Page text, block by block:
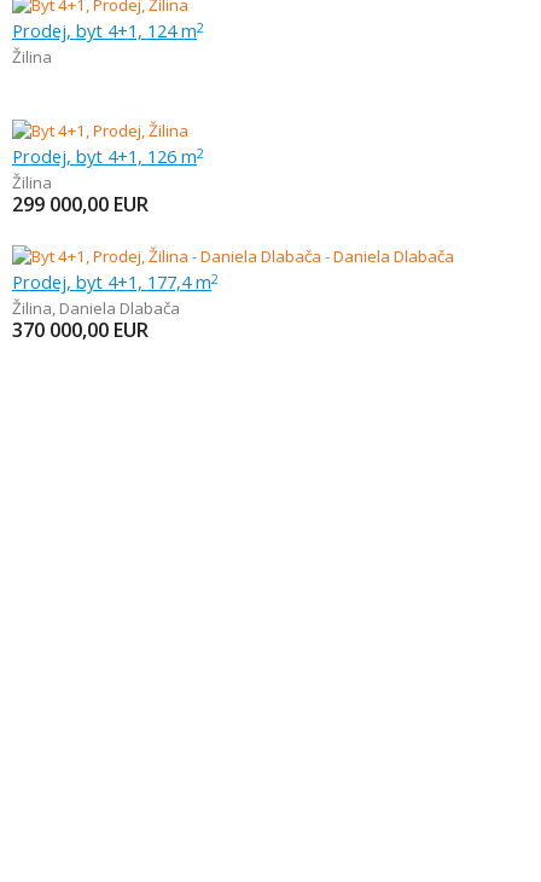
Prodej, byt 4+1, 124 m2
Žilina
Prodej, byt 4+1, 126 m2
Žilina
299 000,00 EUR
Prodej, byt 4+1, 177,4 m2
Žilina, Daniela Dlabača
370 000,00 EUR